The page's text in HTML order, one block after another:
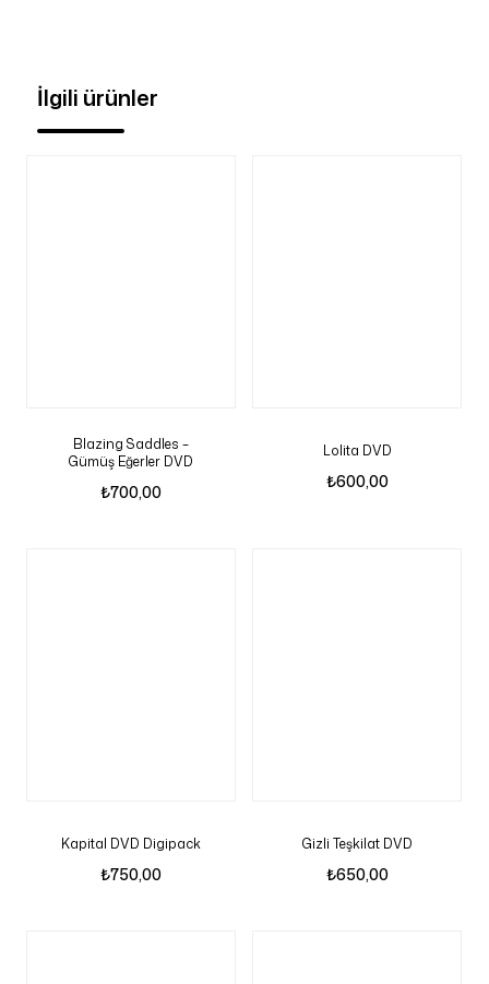
İlgili ürünler
Blazing Saddles –
Gümüş Eğerler DVD
₺700,00
Lolita DVD
₺600,00
Kapital DVD Digipack
₺750,00
Gizli Teşkilat DVD
₺650,00